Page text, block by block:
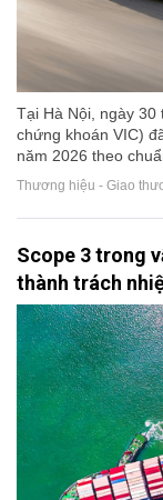
Tại Hà Nội, ngày 30
chứng khoán VIC)
năm 2026 theo
Thương hiệu - Giao
Scope 3 trong
thành trách